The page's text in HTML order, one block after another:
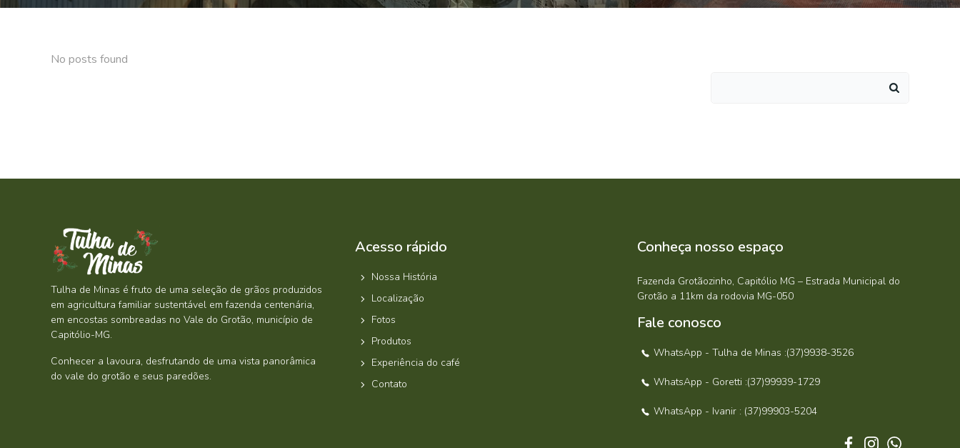
No posts found
Tulha de Minas é fruto de uma seleção de grãos produzidos
em agricultura familiar sustentável em fazenda centenária,
em encostas sombreadas no Vale do Grotão, município de
Capitólio-MG.
Conhecer a lavoura, desfrutando de uma vista panorâmica
do vale do grotão e seus paredões.
Acesso rápido
Nossa História
Localização
Fotos
Produtos
Experiência do café
Contato
Conheça nosso espaço
Fazenda Grotãozinho, Capitólio MG – Estrada Municipal do
Grotão a 11km da rodovia MG-050
Fale conosco
WhatsApp - Tulha de Minas :(37)9938-3526
WhatsApp - Goretti :(37)99939-1729
WhatsApp - Ivanir : (37)99903-5204